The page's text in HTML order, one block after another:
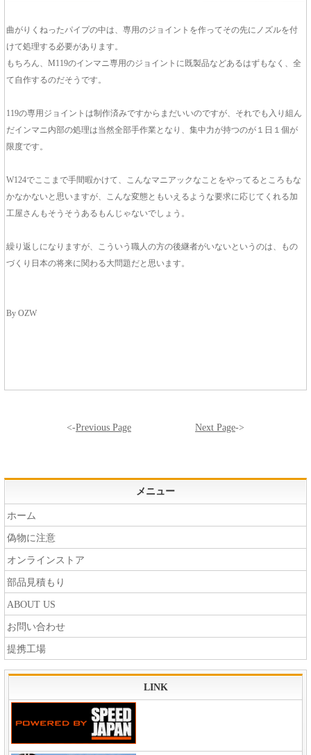
曲がりくねったパイプの中は、専用のジョイントを作ってその先にノズルを付
けて処理する必要があります。
もちろん、M119のインマニ専用のジョイントに既製品などあるはずもなく、全
て自作するのだそうです。
119の専用ジョイントは制作済みですからまだいいのですが、それでも入り組ん
だインマニ内部の処理は当然全部手作業となり、集中力が持つのが１日１個が
限度です。
W124でここまで手間暇かけて、こんなマニアックなことをやってるところもな
かなかないと思いますが、こんな変態ともいえるような要求に応じてくれる加
工屋さんもそうそうあるもんじゃないでしょう。
繰り返しになりますが、こういう職人の方の後継者がいないというのは、もの
づくり日本の将来に関わる大問題だと思います。
By OZW
<-Previous Page Next Page->
メニュー
ホーム
偽物に注意
オンラインストア
部品見積もり
ABOUT US
お問い合わせ
提携工場
LINK